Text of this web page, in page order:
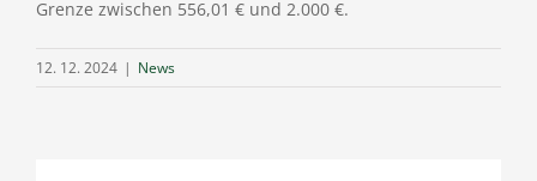
Grenze zwischen 556,01 € und 2.000 €.
12. 12. 2024 | News